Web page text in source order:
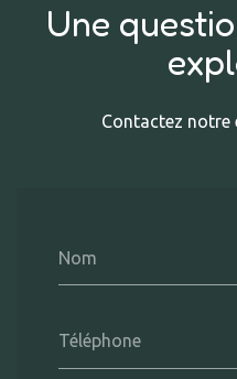
Une
Contactez notre
Nom
Téléphone